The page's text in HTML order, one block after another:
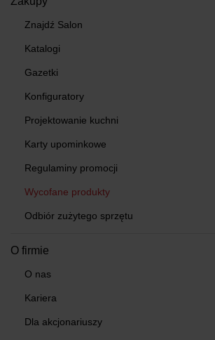
Znajdź Salon
Katalogi
Gazetki
Konfiguratory
Projektowanie kuchni
Karty upominkowe
Regulaminy promocji
Wycofane produkty
Odbiór zużytego sprzętu
O firmie
O nas
Kariera
Dla akcjonariuszy